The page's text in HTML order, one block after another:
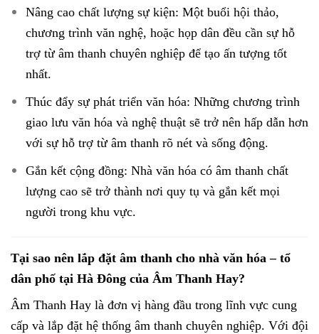
Nâng cao chất lượng sự kiện: Một buổi hội thảo,
chương trình văn nghệ, hoặc họp dân đều cần sự hỗ
trợ từ âm thanh chuyên nghiệp để tạo ấn tượng tốt
nhất.
Thúc đẩy sự phát triển văn hóa: Những chương trình
giao lưu văn hóa và nghệ thuật sẽ trở nên hấp dẫn hơn
với sự hỗ trợ từ âm thanh rõ nét và sống động.
Gắn kết cộng đồng: Nhà văn hóa có âm thanh chất
lượng cao sẽ trở thành nơi quy tụ và gắn kết mọi
người trong khu vực.
Tại sao nên lắp đặt âm thanh cho nhà văn hóa – tổ
dân phố tại Hà Đông của Âm Thanh Hay?
Âm Thanh Hay là đơn vị hàng đầu trong lĩnh vực cung
cấp và lắp đặt hệ thống âm thanh chuyên nghiệp. Với đội